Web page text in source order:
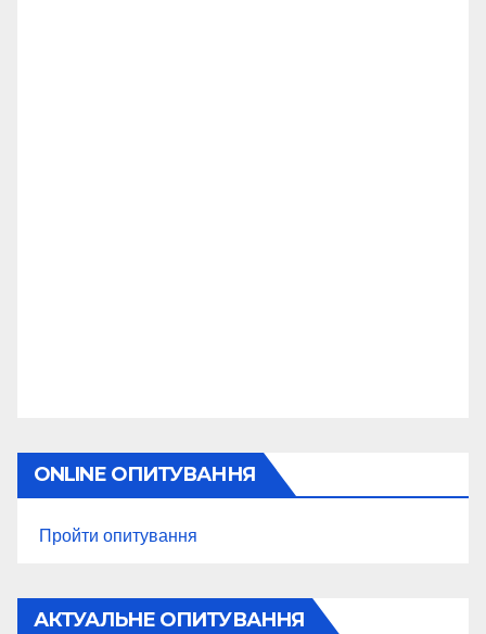
ONLINE ОПИТУВАННЯ
Пройти опитування
АКТУАЛЬНЕ ОПИТУВАННЯ